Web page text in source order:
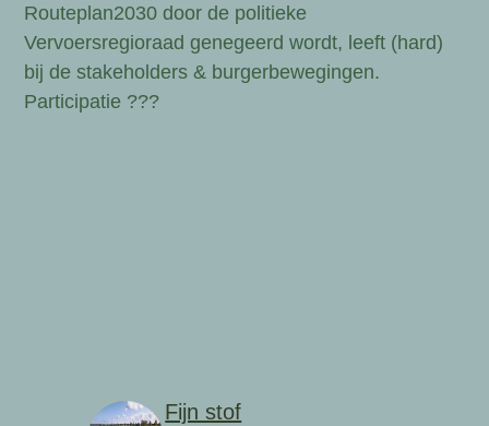
Routeplan2030 door de politieke
Vervoersregioraad genegeerd wordt, leeft (hard)
bij de stakeholders & burgerbewegingen.
Participatie ???
Fijn stof